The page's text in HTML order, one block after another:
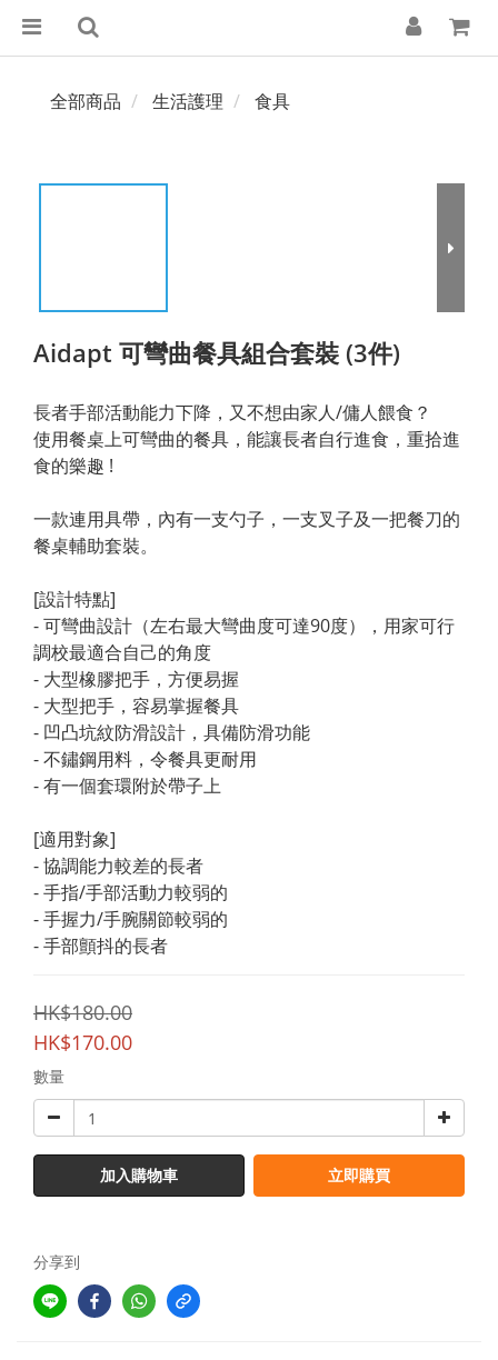
全部商品 生活護理 食具
Aidapt 可彎曲餐具組合套裝 (3件)
長者手部活動能力下降，又不想由家人/傭人餵食？
使用餐桌上可彎曲的餐具，能讓長者自行進食，重拾進
食的樂趣 !
一款連用具帶，內有一支勺子，一支叉子及一把餐刀的
餐桌輔助套裝。
[設計特點]
- 可彎曲設計（左右最大彎曲度可達90度），用家可行
調校最適合自己的角度
- 大型橡膠把手，方便易握
- 大型把手，容易掌握餐具
- 凹凸坑紋防滑設計，具備防滑功能
- 不鏽鋼用料，令餐具更耐用
- 有一個套環附於帶子上
[適用對象]
- 協調能力較差的長者
- 手指/手部活動力較弱的
- 手握力/手腕關節較弱的
- 手部顫抖的長者
HK$180.00
HK$170.00
數量
加入購物車 立即購買
分享到